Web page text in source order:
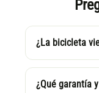
¿La bicicleta
¿Qué garantía